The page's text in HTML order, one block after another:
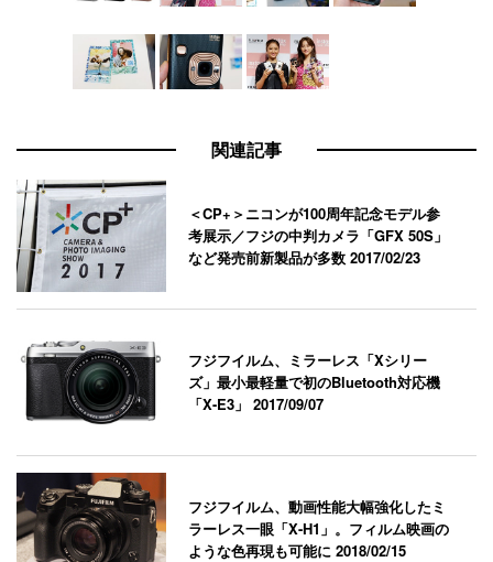
関連記事
＜CP+＞ニコンが100周年記念モデル参
考展示／フジの中判カメラ「GFX 50S」
など発売前新製品が多数2017/02/23
フジフイルム、ミラーレス「Xシリー
ズ」最小最軽量で初のBluetooth対応機
「X-E3」2017/09/07
フジフイルム、動画性能大幅強化したミ
ラーレス一眼「X-H1」。フィルム映画の
ような色再現も可能に2018/02/15